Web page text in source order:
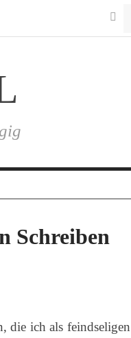
Schreiben
die ich als feindseligen